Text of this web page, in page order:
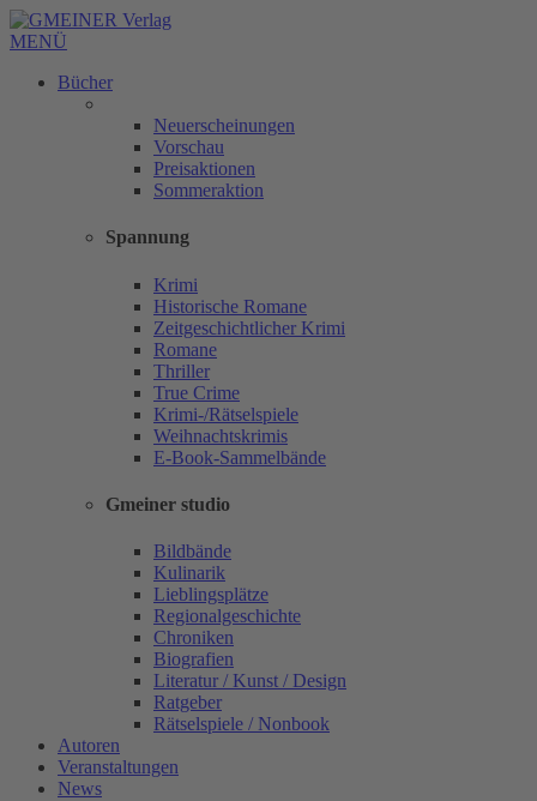
MENÜ
Bücher
Neuerscheinungen
Vorschau
Preisaktionen
Sommeraktion
Spannung
Krimi
Historische Romane
Zeitgeschichtlicher Krimi
Romane
Thriller
True Crime
Krimi-/Rätselspiele
Weihnachtskrimis
E-Book-Sammelbände
Gmeiner studio
Bildbände
Kulinarik
Lieblingsplätze
Regionalgeschichte
Chroniken
Biografien
Literatur / Kunst / Design
Ratgeber
Rätselspiele / Nonbook
Autoren
Veranstaltungen
News